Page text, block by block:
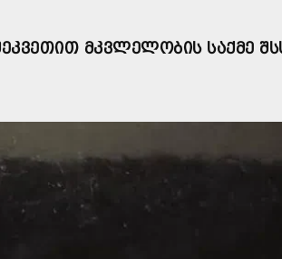
ᲛᲙᲕᲚᲔᲚᲝᲑᲘᲡ ᲡᲐᲥᲛᲔ